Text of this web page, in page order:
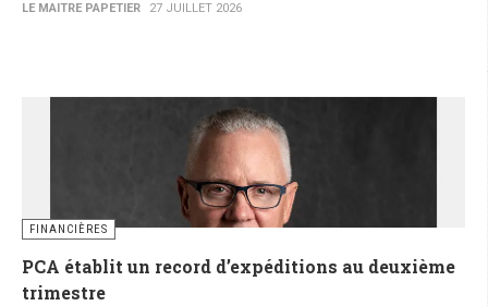
LE MAITRE PAPETIER 27 JUILLET 2026
FINANCIÈRES
PCA établit un record d’expéditions au deuxième
trimestre